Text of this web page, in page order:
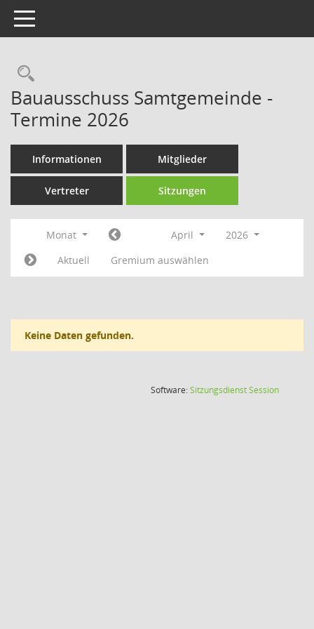
Toggle navigation
Rechercheauswahl
Bauausschuss Samtgemeinde -
Termine 2026
Informationen Mitglieder
Vertreter Sitzungen
Monat April
2026
Aktuell
Gremium auswählen
Keine Daten gefunden.
Software:SitzungsdienstSession(Wird in